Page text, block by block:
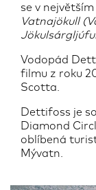
se v
Vatnajökull (
Vodopád
filmu z roku
Scotta.
Dettifoss je
Diamond
oblíbená
Mývatn.